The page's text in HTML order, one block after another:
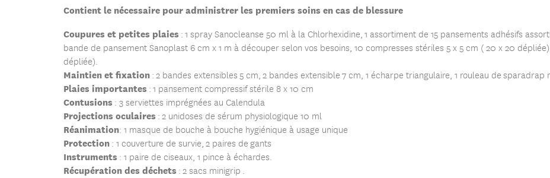
Contient le nécessaire pour administrer les premiers soins en cas de blessure
Coupures et petites plaies :1 spray Sanocleanse 50 ml à la Chlorhexidine, 1 assortiment de 15 pansements adhésifs
bande de pansement Sanoplast 6 cm x 1 m à découper selon vos besoins, 10 compresses stériles 5 x 5 cm ( 20 x 20
dépliée).
Maintien et fixation: 2 bandes extensibles 5 cm, 2 bandes extensible 7 cm, 1 écharpe triangulaire, 1 rouleau de sparadrap
Plaies importantes :1 pansement compressif stérile 8 x 10 cm
Contusions : 3 serviettes imprégnées au Calendula
Projections oculaires : 2 unidoses de sérum physiologique 10 ml
Réanimation: 1 masque de bouche à bouche hygiénique à usage unique
Protection: 1 couverture de survie, 2 paires de gants
Instruments : 1 paire de ciseaux, 1 pince à échardes.
Récupération des déchets : 2 sacs minigrip .